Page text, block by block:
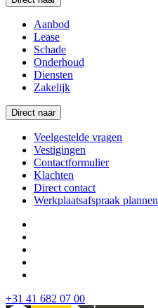
Aanbod
Lease
Schade
Onderhoud
Diensten
Zakelijk
Direct naar
Veelgestelde vragen
Vestigingen
Contactformulier
Klachten
Direct contact
Werkplaatsafspraak plannen
+31 41 682 07 00